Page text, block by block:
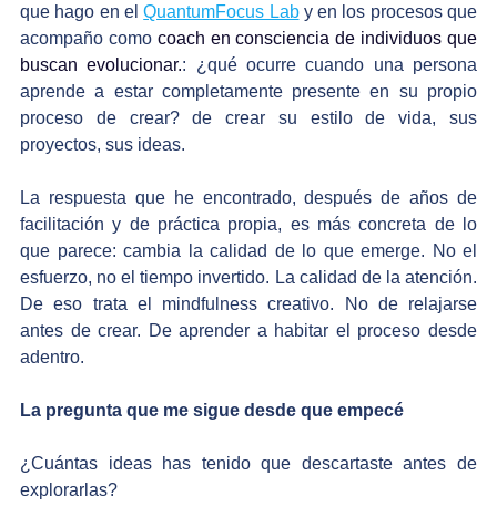
que hago en el QuantumFocus Lab y en los procesos que
acompaño como coach en consciencia de individuos que
buscan evolucionar.: ¿qué ocurre cuando una persona
aprende a estar completamente presente en su propio
proceso de crear? de crear su estilo de vida, sus
proyectos, sus ideas.
La respuesta que he encontrado, después de años de
facilitación y de práctica propia, es más concreta de lo
que parece: cambia la calidad de lo que emerge. No el
esfuerzo, no el tiempo invertido. La calidad de la atención.
De eso trata el mindfulness creativo. No de relajarse
antes de crear. De aprender a habitar el proceso desde
adentro.
La pregunta que me sigue desde que empecé
¿Cuántas ideas has tenido que descartaste antes de
explorarlas?